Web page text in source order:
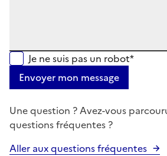
Je ne suis pas un robot*
Envoyer mon message
Une question ? Avez-vous
questions fréquentes ?
Aller aux questions fréquentes